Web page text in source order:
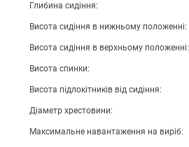
Глибина сидіння:
Висота сидіння в нижньому положенні:
Висота сидіння в верхньому положенні:
Висота спинки:
Висота підлокітників від сидіння:
Діаметр хрестовини:
Максимальне навантаження на виріб: